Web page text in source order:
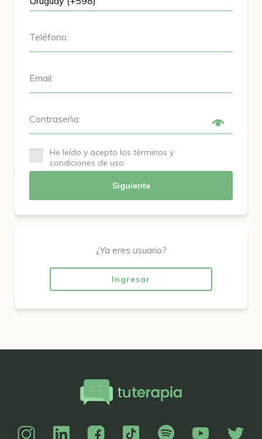
Teléfono:
Email:
Contraseña:
He leído y acepto los términos y
condiciones de uso
Siguiente
¿Ya eres usuario?
Ingresar